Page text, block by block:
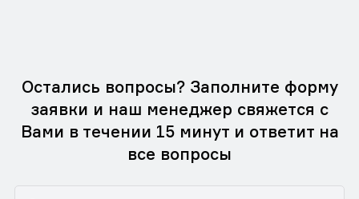
Остались вопросы? Заполните форму
заявки и наш менеджер свяжется с
Вами в течении 15 минут и ответит на
все вопросы